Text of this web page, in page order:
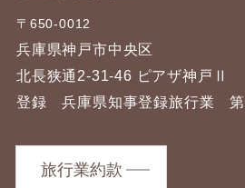
〒650-0012
兵庫県神戸市中央区
北長狭通2-31-46 ピアザ神戸Ⅱ
登録 兵庫県知事登録旅行業
旅行業約款